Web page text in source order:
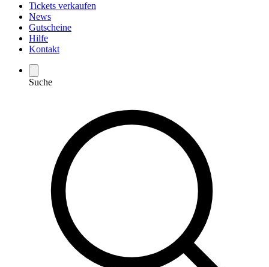
Tickets verkaufen
News
Gutscheine
Hilfe
Kontakt
Suche